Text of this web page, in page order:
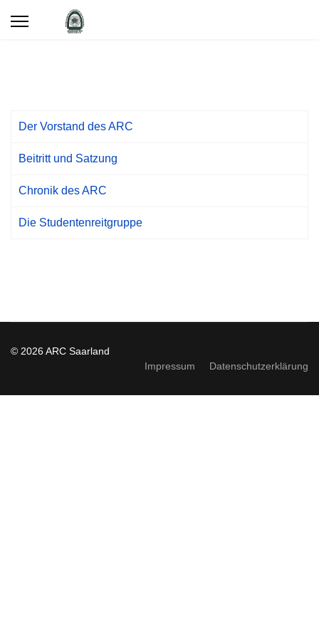
Der Vorstand des ARC
Beitritt und Satzung
Chronik des ARC
Die Studentenreitgruppe
© 2026 ARC Saarland
Impressum
Datenschutzerklärung